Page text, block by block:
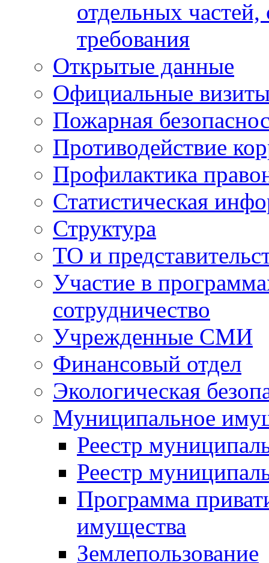
отдельных
требования
Открытые данные
Официальные
Пожарная
Противодействие
Профилактика
Статистическая
Структура
ТО и
Участие в
сотрудничество
Учрежденные СМИ
Финансовый отдел
Экологическая
Муниципальное
Реестр
Реестр
Программа
имущества
Землепользование